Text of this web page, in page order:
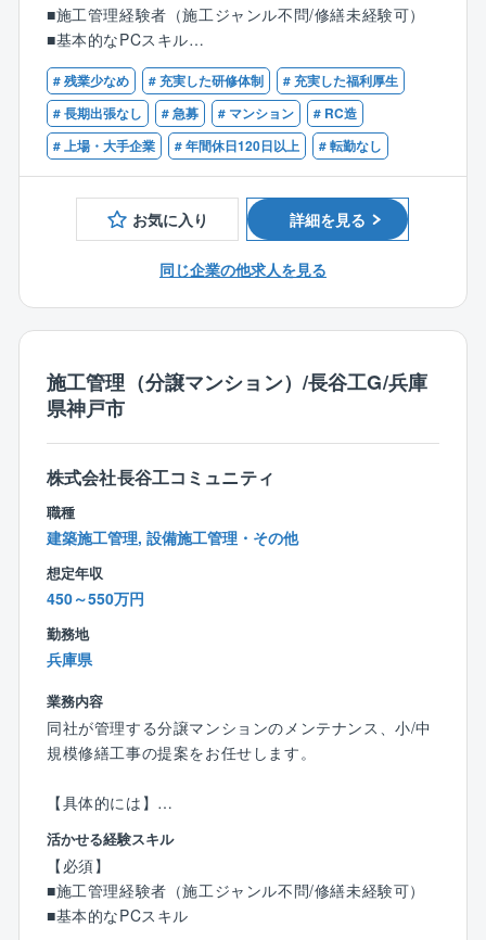
を進めていきます。
長期間にわたる案件や高額の案件の場合は、フロント
営業のサポートとして、管理組合の理事会や修繕委員
会に参加するケースもございます。
【仕事の流れ】
■管理組合からフロント営業に修繕依頼
■案件内容から見積作成
■電子稟議書の作成
外壁塗装、鉄部塗装、外構、屋上防水、給排水設備、L
ED電球工事など工事金額800万程度の小中規模が中心
です。
大規模修繕工事はグループ会社が担います。
【働き方】
■年間休日120日以上
■残業20時間以下
■夜勤もほとんどございません。
■施工管理経験者（施工ジャンル不問/修繕未経験可）
■基本的なPCスキル
【歓迎】
■マンション新築/改修（建築、空調衛生設備、電気通
信設備など）の施工管理経験者
■建築施工管理技士や建築士、管工事施工管理技士、電
# 残業少なめ # 充実した研修体制
# 充実した福利厚生
# 長期出張なし
# 急募 # マンション
# RC造
# 上場・大手企業
# 年間休日120日以上 # 転勤なし
お気に入り 詳細を見る
同じ企業の他求人を見る
施工管理（分譲マンション）/長谷工G/兵庫
県神戸市
株式会社長谷工コミュニティ
職種
建築施工管理, 設備施工管理・その他
想定年収
450～550万円
勤務地
兵庫県
業務内容
同社が管理する分譲マンションのメンテナンス、小/中
規模修繕工事の提案をお任せします。
【具体的には】
管理組合コンサルティング担当のフロント営業と連携
し、担当物件の保守/メンテナンス業務を管理します。
見積や電子稟議書の作成、協力会社への修繕依頼、工
事完了後の報告書作成など、デスクワーク中心に業務
を進めていきます。
活かせる経験スキル
【必須】
■施工管理経験者（施工ジャンル不問/修繕未経験可）
■基本的なPCスキル